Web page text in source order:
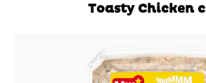
Toasty Chicken